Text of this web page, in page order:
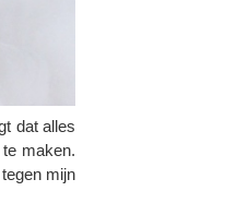
dat alles
maken.
mijn